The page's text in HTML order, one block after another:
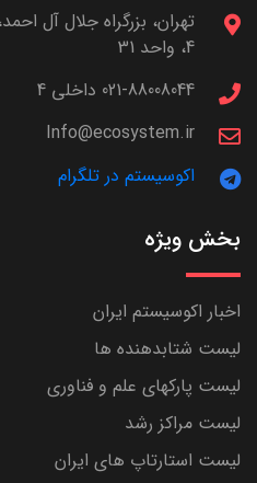
4، واحد 31
021-88008044 داخلی 4
Info@ecosystem.ir
اکوسیستم در تلگرام
بخش ویژه
اخبار اکوسیستم ایران
لیست شتابدهنده ها
لیست پارکهای علم و فناوری
لیست مراکز رشد
لیست استارتاپ های ایران